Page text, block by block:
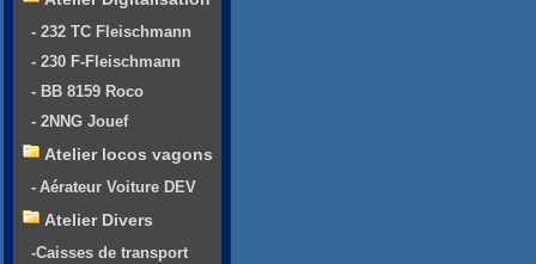
- 232 TC Fleischmann
- 230 F-Fleischmann
- BB 8159 Roco
- 2NNG Jouef
Atelier locos vagons
- Aérateur Voiture DEV
Atelier Divers
-Caisses de transport